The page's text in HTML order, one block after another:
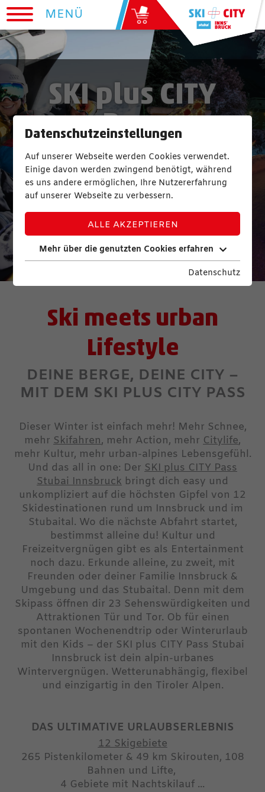
SKI plus CITY
Pass
1 PASS | 12 SKIING RESORTS | 265
KM OF PISTES AND SKI ROUTES
23 SIGHTS | TRANSPORTATION | 1
INDOOR POOL
Ski meets urban
Lifestyle
DEINE BERGE, DEINE CITY –
MIT DEM SKI PLUS CITY PASS
Dieser Winter ist einfach mehr! Mehr Schnee,
mehr Skifahren, mehr Action, mehr Citylife,
mehr Kultur, mehr urban-alpines Lebensgefühl.
Und das all in one: Der SKI plus CITY Pass
Stubai Innsbruck bringt dich easy und
unkompliziert auf die höchsten Gipfel von 12
Skidestinationen rund um Innsbruck und im
Stubaital. Wo die nächste Abfahrt startet,
bestimmst alleine du! Kultur und
Freizeitvergnügen gibt es als Entertainment
noch dazu. Erkunde alleine, zu zweit, mit
Freunden oder deiner Familie Innsbruck &
Umgebung und das Stubaital. Denn mit dem
Skipass öffnen dir 23 Sehenswürdigkeiten und
Attraktionen Tür und Tor. Ob für einen
spontanen Wochenendtrip oder Winterurlaub
mit den Kids – der SKI plus CITY Pass Stubai
Innsbruck ist dein alpin-urbanes
Wintervergnügen. Wetterunabhängig, flexibel
und einzigartig in den Tiroler Alpen.
DAS ULTIMATIVE URLAUBSERLEBNIS
12 Skigebiete
265 Pistenkilometer & 49 km Skirouten, 108
Bahnen und Lifte,
4 Gebiete mit Nachtskilauf ...
Datenschutzeinstellungen
Auf unserer Webseite werden Cookies verwendet.
Einige davon werden zwingend benötigt, während
es uns andere ermöglichen, Ihre Nutzererfahrung
auf unserer Webseite zu verbessern.
ALLE AKZEPTIEREN
Mehr über die genutzten Cookies erfahren
Datenschutz
MENÜ